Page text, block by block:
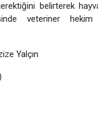
belirterek
veteriner hekim
Yalçın